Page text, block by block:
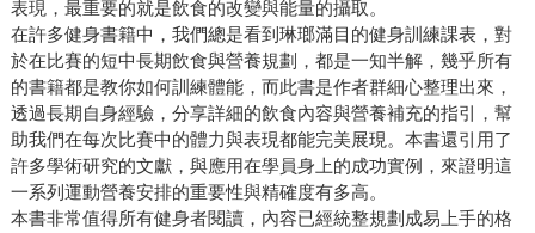
表現，最重要的就是飲食的改變與能量的攝取。
在許多健身書籍中，我們總是看到琳瑯滿目的健身訓練課表，對
於在比賽的短中長期飲食與營養規劃，都是一知半解，幾乎所有
的書籍都是教你如何訓練體能，而此書是作者群細心整理出來，
透過長期自身經驗，分享詳細的飲食內容與營養補充的指引，幫
助我們在每次比賽中的體力與表現都能完美展現。本書還引用了
許多學術研究的文獻，與應用在學員身上的成功實例，來證明這
一系列運動營養安排的重要性與精確度有多高。
本書非常值得所有健身者閱讀，內容已經統整規劃成易上手的格